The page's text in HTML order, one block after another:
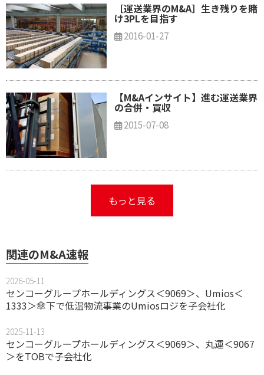
［運送業界のM&A］生き残りを賭
け3PLを目指す
2016-01-27
【M&Aインサイト】進む運送業界
の合併・買収
2015-07-08
もっと見る
関連のM&A速報
2026-05-11
センコーグループホールディングス＜9069＞、Umios＜
1333＞傘下で低温物流事業のUmiosロジを子会社化
2025-11-13
センコーグループホールディングス＜9069＞、丸運＜9067
＞をTOBで子会社化